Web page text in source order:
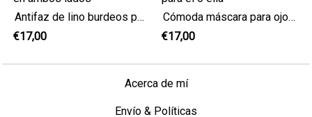
Antifaz de lino burdeos para viajes, antifaz ajustable para dormir, lino en ambos lados
€17,00
Cómoda máscara para ojos de lino pistacho, ajustable y elegante regalo para él o ella
€17,00
Acerca de mí
Envío & Políticas